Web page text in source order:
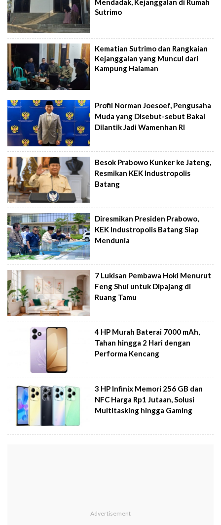
Mendadak, Kejanggalan di Rumah
Sutrimo
Kematian Sutrimo dan Rangkaian
Kejanggalan yang Muncul dari
Kampung Halaman
Profil Norman Joesoef, Pengusaha
Muda yang Disebut-sebut Bakal
Dilantik Jadi Wamenhan RI
Besok Prabowo Kunker ke Jateng,
Resmikan KEK Industropolis
Batang
Diresmikan Presiden Prabowo,
KEK Industropolis Batang Siap
Mendunia
7 Lukisan Pembawa Hoki Menurut
Feng Shui untuk Dipajang di
Ruang Tamu
4 HP Murah Baterai 7000 mAh,
Tahan hingga 2 Hari dengan
Performa Kencang
3 HP Infinix Memori 256 GB dan
NFC Harga Rp1 Jutaan, Solusi
Multitasking hingga Gaming